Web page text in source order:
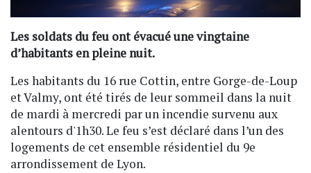
Les soldats du feu ont évacué une vingtaine
d’habitants en pleine nuit.
Les habitants du 16 rue Cottin, entre Gorge-de-Loup
et Valmy, ont été tirés de leur sommeil dans la nuit
de mardi à mercredi par un incendie survenu aux
alentours d'1h30. Le feu s’est déclaré dans l’un des
logements de cet ensemble résidentiel du 9e
arrondissement de Lyon.